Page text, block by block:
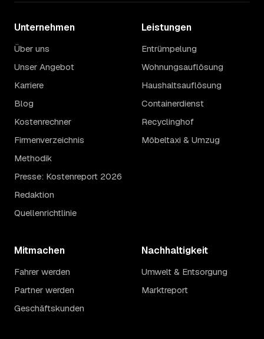
Unternehmen
Über uns
Unser Angebot
Karriere
Blog
Kostenrechner
Firmenverzeichnis
Methodik
Presse: Kostenreport 2026
Redaktion
Quellenrichtlinie
Leistungen
Entrümpelung
Wohnungsauflösung
Haushaltsauflösung
Containerdienst
Recyclinghof
Möbeltaxi & Umzug
Mitmachen
Fahrer werden
Partner werden
Geschäftskunden
Nachhaltigkeit
Umwelt & Entsorgung
Marktreport